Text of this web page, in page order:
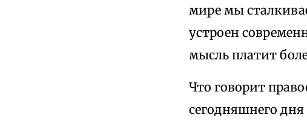
мире мы
устроен
мысль платит
Что говорит
сегодняшнего